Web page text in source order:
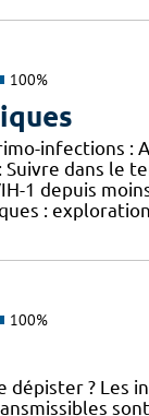
100%
infections :
Suivre dans le
1 depuis
:
100%
dépister ? Les